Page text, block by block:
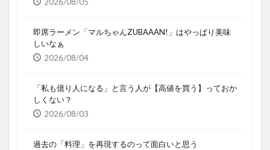
即席ラーメン「マルちゃんZUBAAAN!」はやっぱり美味
しいなぁ
2026/08/04
「私も億り人になる」と言う人が【高値を買う】っておか
しくない？
2026/08/03
過去の「料理」を再現するのって面白いと思う